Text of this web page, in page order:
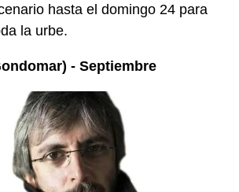
hasta el domingo 24 para
la urbe.
- Septiembre